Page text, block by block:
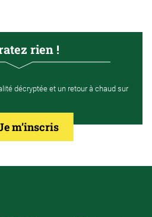
rien !
décryptée et un retour à chaud sur
m’inscris